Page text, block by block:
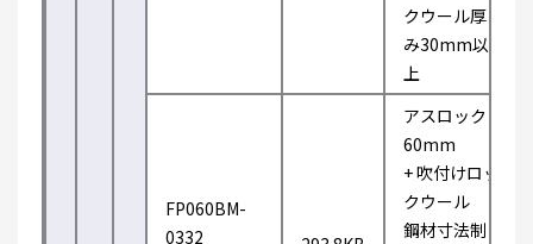
クウール厚
み30mm以
上
FP060BM-
0332
アスロック
60mm
+ 吹付けロッ
クウール
鋼材寸法制